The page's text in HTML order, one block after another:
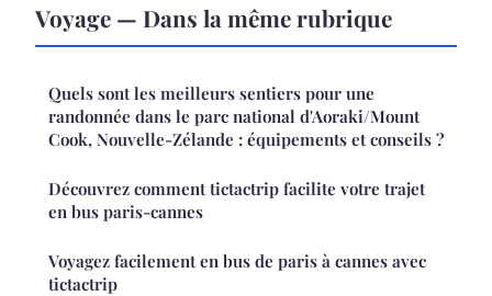
Voyage — Dans la même rubrique
Quels sont les meilleurs sentiers pour une
randonnée dans le parc national d'Aoraki/Mount
Cook, Nouvelle-Zélande : équipements et conseils ?
Découvrez comment tictactrip facilite votre trajet
en bus paris-cannes
Voyagez facilement en bus de paris à cannes avec
tictactrip